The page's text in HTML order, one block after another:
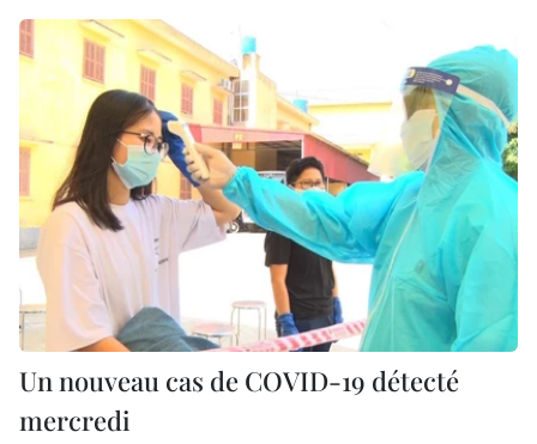
Un nouveau cas de COVID-19 détecté
mercredi